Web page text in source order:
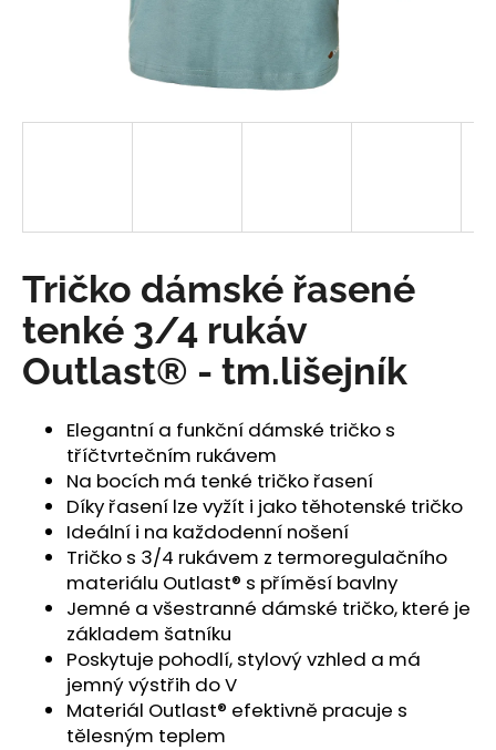
Tričko dámské řasené
tenké 3/4 rukáv
Outlast® - tm.lišejník
Elegantní a funkční dámské tričko s
tříčtvrtečním rukávem
Na bocích má tenké tričko řasení
Díky řasení lze vyžít i jako těhotenské tričko
Ideální i na každodenní nošení
Tričko s 3/4 rukávem z termoregulačního
materiálu Outlast® s příměsí bavlny
Jemné a všestranné dámské tričko, které je
základem šatníku
Poskytuje pohodlí, stylový vzhled a má
jemný výstřih do V
Materiál Outlast® efektivně pracuje s
tělesným teplem
t
D
o
ŠORTKY
HIGH
LONG
DÁMSKÉ